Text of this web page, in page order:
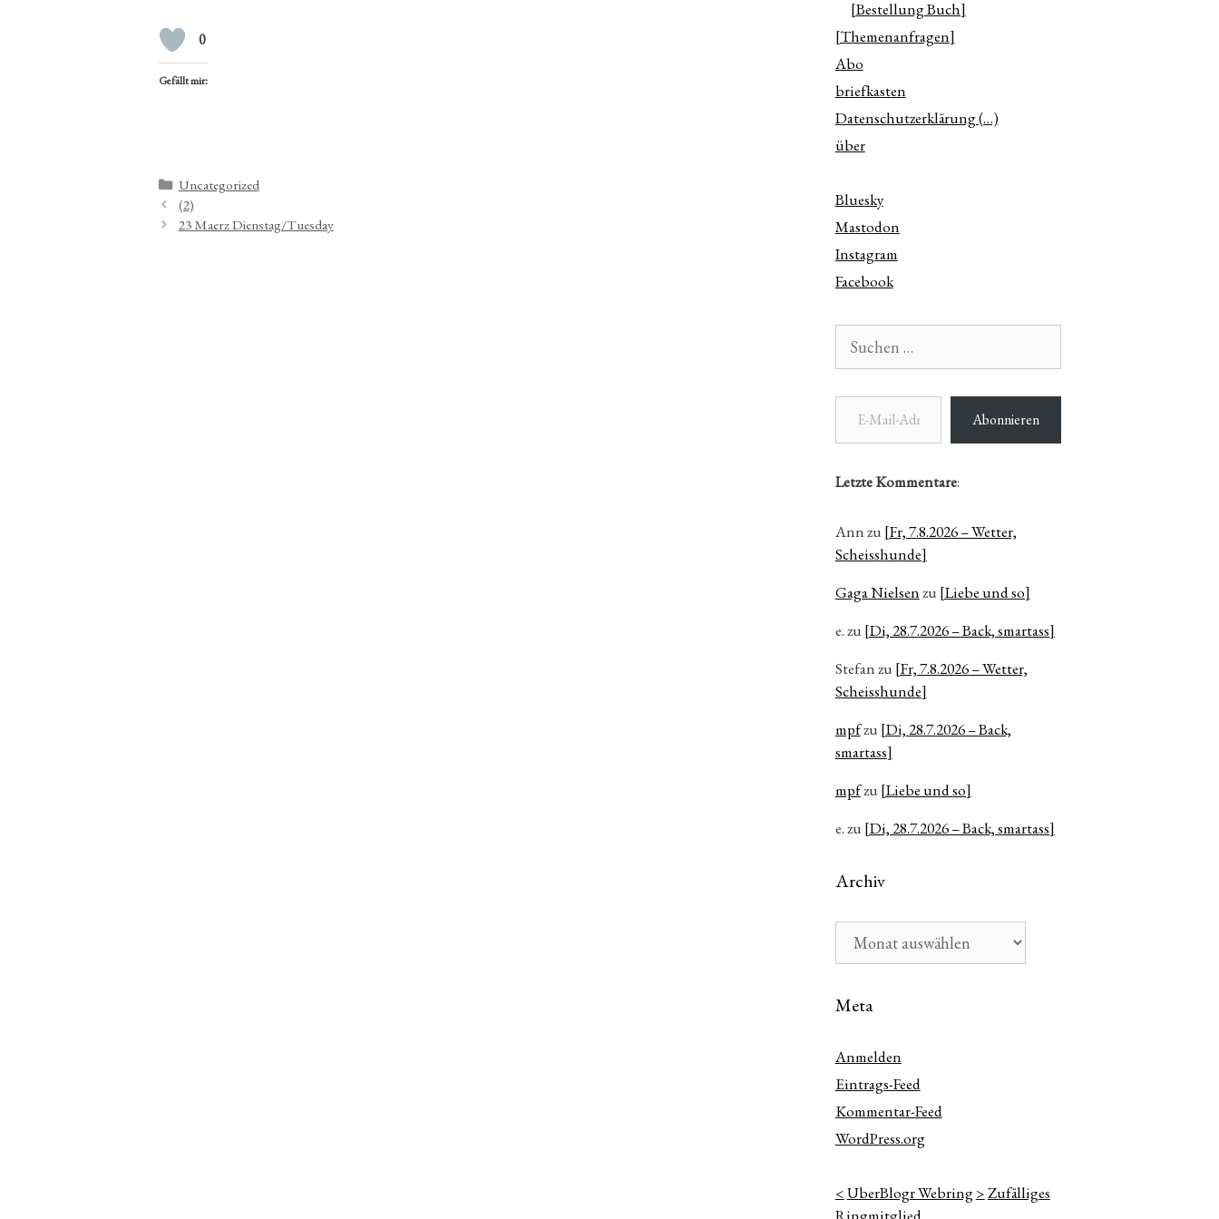
0
Gefällt mir:
Kategorien
Uncategorized
(2)
23 Maerz Dienstag/Tuesday
[Bestellung Buch]
[Themenanfragen]
Abo
briefkasten
Datenschutzerklärung (…)
über
Bluesky
Mastodon
Instagram
Facebook
nach:
E-Mail-Adresse
Abonnieren
Letzte Kommentare:
Annzu [Fr, 7.8.2026 – Wetter,
Scheisshunde]
Gaga Nielsenzu [Liebe und so]
e.zu [Di, 28.7.2026 – Back, smartass]
Stefanzu [Fr, 7.8.2026 – Wetter,
Scheisshunde]
mpfzu [Di, 28.7.2026 – Back,
smartass]
mpfzu [Liebe und so]
e.zu [Di, 28.7.2026 – Back, smartass]
Archiv
Meta
Anmelden
Eintrags-Feed
Kommentar-Feed
WordPress.org
<UberBlogr Webring>Zufälliges